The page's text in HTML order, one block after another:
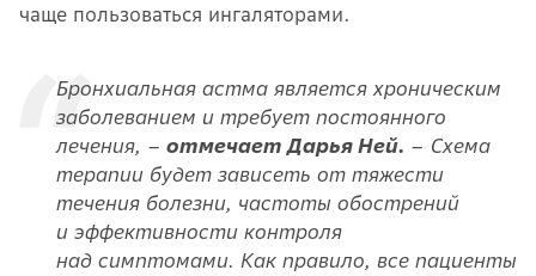
чаще пользоваться ингаляторами.
Бронхиальная астма является хроническим
заболеванием и требует постоянного
лечения, – отмечает Дарья Ней. – Схема
терапии будет зависеть от тяжести
течения болезни, частоты обострений
и эффективности контроля
над симптомами. Как правило, все пациенты